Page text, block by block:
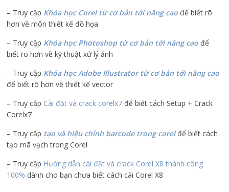
– Truy cập Khóa học Corel từ cơ bản tới nâng cao để biết rõ
hơn về môn thiết kế đồ họa
– Truy cập Khóa học Photoshop từ cơ bản tới nâng cao để
biết rõ hơn về kỹ thuật xử lý ảnh
– Truy cập Khóa học Adobe Illustratortừ cơ bản tới nâng cao
để biết rõ hơn về thiết kế vector
– Truy cập Cài đặt và crack corelx7 để biết cách Setup + Crack
Corelx7
– Truy cập tạo và hiệu chỉnh barcode trong corelđể biết cách
tạo mã vạch trong Corel
– Truy cập Hướng dẫn cài đặt và crack Corel X8 thành công
100% dành cho bạn chưa biết cách cài Corel X8